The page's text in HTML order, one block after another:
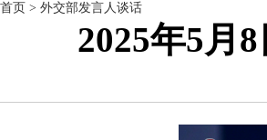
首页 > 外交部发言人谈话
2025年5月